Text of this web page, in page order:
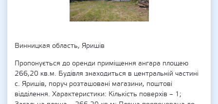
Винницкая область, Яришів
Пропонується до оренди приміщення ангара площею
266,20 кв.м. Будівля знаходиться в центральній частині
с. Яришів, поруч розташовані магазини, поштові
відділення. Характеристики: Кількість поверхів – 1;